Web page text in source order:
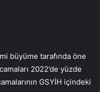
büyüme tarafında öne
2022’de yüzde
GSYİH içindeki